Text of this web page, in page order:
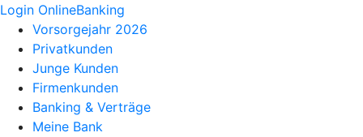
Login OnlineBanking
Vorsorgejahr 2026
Privatkunden
Junge Kunden
Firmenkunden
Banking & Verträge
Meine Bank